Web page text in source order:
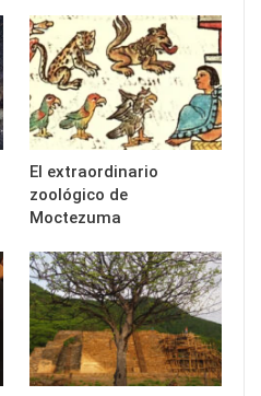
El extraordinario
zoológico de
Moctezuma